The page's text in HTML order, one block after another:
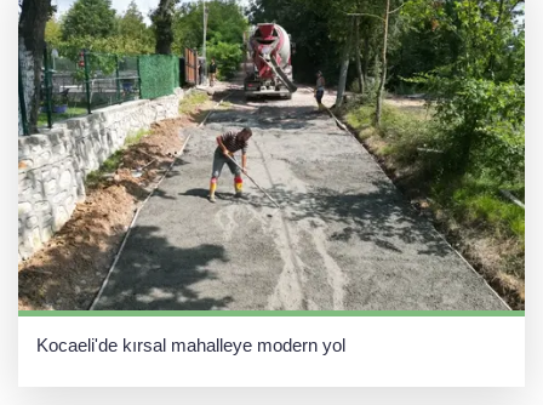
Kocaeli'de kırsal mahalleye modern yol